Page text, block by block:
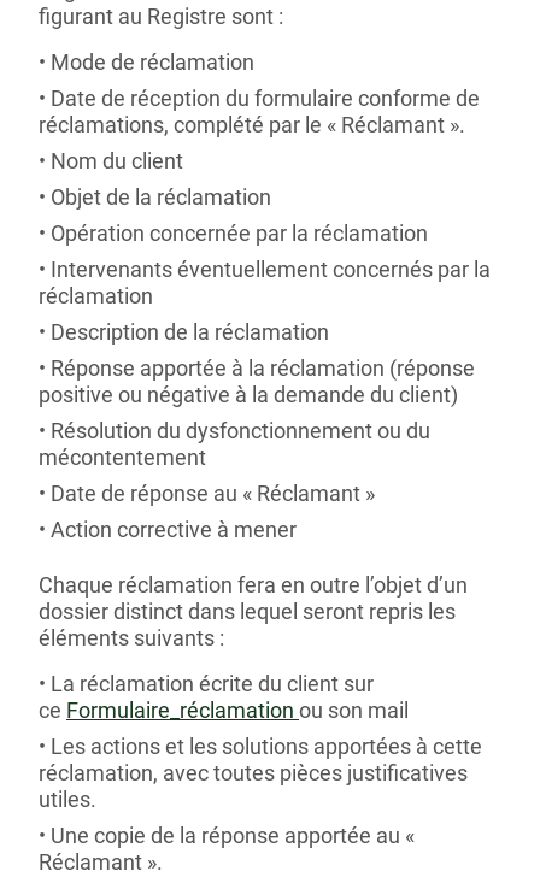
figurant au Registre sont :
Mode de réclamation
Date de réception du formulaire conforme de
réclamations, complété par le « Réclamant ».
Nom du client
Objet de la réclamation
Opération concernée par la réclamation
Intervenants éventuellement concernés par la
réclamation
Description de la réclamation
Réponse apportée à la réclamation (réponse
positive ou négative à la demande du client)
Résolution du dysfonctionnement ou du
mécontentement
Date de réponse au « Réclamant »
Action corrective à mener
Chaque réclamation fera en outre l’objet d’un
dossier distinct dans lequel seront repris les
éléments suivants :
La réclamation écrite du client sur
ce Formulaire_réclamation ou son mail
Les actions et les solutions apportées à cette
réclamation, avec toutes pièces justificatives
utiles.
Une copie de la réponse apportée au «
Réclamant ».